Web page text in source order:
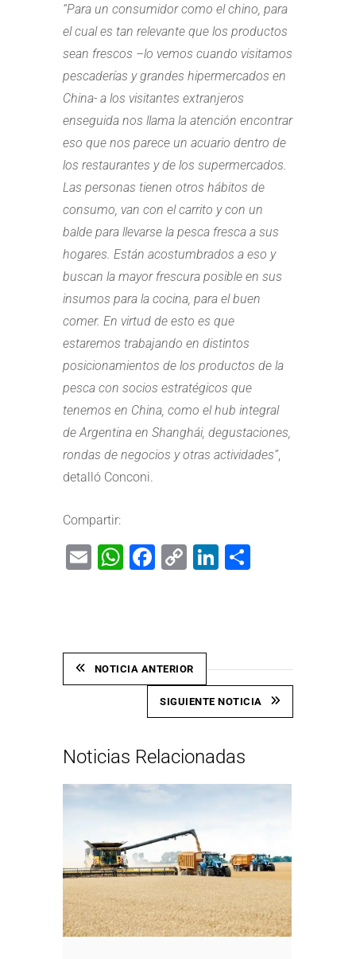
“Para un consumidor como el chino, para
el cual es tan relevante que los productos
sean frescos –lo vemos cuando visitamos
pescaderías y grandes hipermercados en
China- a los visitantes extranjeros
enseguida nos llama la atención encontrar
eso que nos parece un acuario dentro de
los restaurantes y de los supermercados.
Las personas tienen otros hábitos de
consumo, van con el carrito y con un
balde para llevarse la pesca fresca a sus
hogares. Están acostumbrados a eso y
buscan la mayor frescura posible en sus
insumos para la cocina, para el buen
comer. En virtud de esto es que
estaremos trabajando en distintos
posicionamientos de los productos de la
pesca con socios estratégicos que
tenemos en China, como el hub integral
de Argentina en Shanghái, degustaciones,
rondas de negocios y otras actividades”,
detalló Conconi.
Compartir:
EmailWhatsApp
Facebook
CopyLinkedIn
NOTICIA ANTERIOR
SIGUIENTE NOTICIA
Noticias Relacionadas